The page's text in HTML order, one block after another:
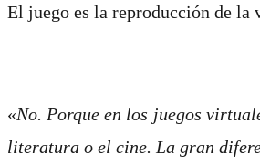
El juego es la reproducción de la
«No. Porque en los juegos
literatura o el cine. La gran